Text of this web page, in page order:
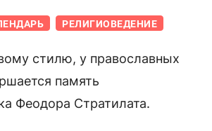
РЕЛИГИОВЕДЕНИЕ
стилю, у православных
память
Феодора Стратилата.